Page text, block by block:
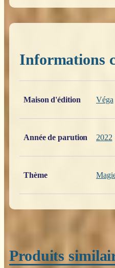
Informations
Maison d'édition
Véga
Année de parution 2022
Thème
Produits